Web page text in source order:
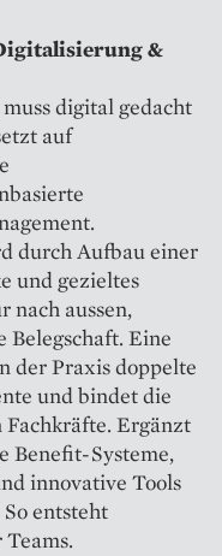
&
digital gedacht
auf
durch Aufbau einer
und gezieltes
nach aussen,
Belegschaft. Eine
der Praxis doppelte
und bindet die
Ergänzt
Benefit-Systeme,
innovative Tools
entsteht